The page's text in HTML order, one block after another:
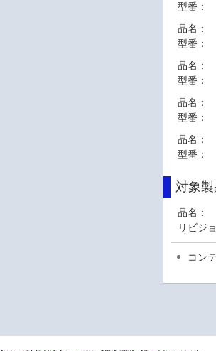
型番：
品名：
型番：
品名：
型番：
品名：
型番：
品名：
型番：
対象製
品名：
リビジ
コン